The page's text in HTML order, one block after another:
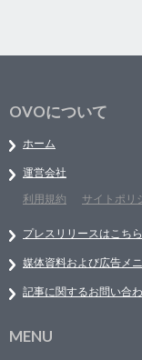
OVOについて
ホーム
運営会社
利用規約
サイトポリ
プレスリリースはこち
媒体資料および広告メ
記事に関するお問い合
MENU